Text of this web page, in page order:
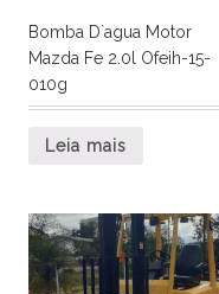
Bomba D`agua Motor
Mazda Fe 2.0l Ofeih-15-
010g
Leia mais